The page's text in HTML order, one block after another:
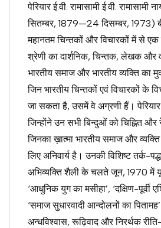
पेरियार ई.वी. रामासामी ई.वी. रामासामी
सितम्बर, 1879—24 दिसम्बर, 1973)
महानतम चिन्तकों और विचारकों में से
श्रेणी का दार्शनिक, चिन्तक, लेखक और
भारतीय समाज और भारतीय व्यक्ति
जिन भारतीय चिन्तकों एवं विचारकों के
जा सकता है, उसमें वे अग्रणी हैं।
जिन्होंने उन सभी बिन्दुओं को चिह्नित और
जिनका ख़ात्मा भारतीय समाज और
लिए अनिवार्य है। उनकी विशिष्ट तर्क-
अभिव्यक्ति शैली के चलते जून, 1970 में
‘आधुनिक युग का मसीहा’, ‘दक्षिण-पूर्वी
‘समाज सुधारवादी आन्दोलनों का
अन्धविश्वास, रूढ़िवाद और निरर्थक